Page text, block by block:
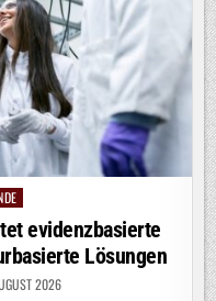
evidenzbasierte
Lösungen
2026